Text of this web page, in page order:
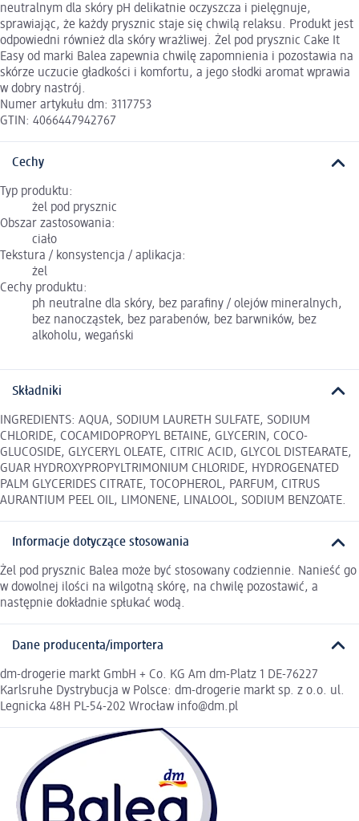
neutralnym dla skóry pH delikatnie oczyszcza i pielęgnuje,
sprawiając, że każdy prysznic staje się chwilą relaksu. Produkt jest
odpowiedni również dla skóry wrażliwej. Żel pod prysznic Cake It
Easy od marki Balea zapewnia chwilę zapomnienia i pozostawia na
skórze uczucie gładkości i komfortu, a jego słodki aromat wprawia
w dobry nastrój.
Numer artykułu dm: 3117753
GTIN: 4066447942767
Cechy
Typ produktu:
żel pod prysznic
Obszar zastosowania:
ciało
Tekstura / konsystencja / aplikacja:
żel
Cechy produktu:
ph neutralne dla skóry, bez parafiny / olejów mineralnych,
bez nanocząstek, bez parabenów, bez barwników, bez
alkoholu, wegański
Składniki
INGREDIENTS: AQUA, SODIUM LAURETH SULFATE, SODIUM
CHLORIDE, COCAMIDOPROPYL BETAINE, GLYCERIN, COCO-
GLUCOSIDE, GLYCERYL OLEATE, CITRIC ACID, GLYCOL DISTEARATE,
GUAR HYDROXYPROPYLTRIMONIUM CHLORIDE, HYDROGENATED
PALM GLYCERIDES CITRATE, TOCOPHEROL, PARFUM, CITRUS
AURANTIUM PEEL OIL, LIMONENE, LINALOOL, SODIUM BENZOATE.
Informacje dotyczące stosowania
Żel pod prysznic Balea może być stosowany codziennie. Nanieść go
w dowolnej ilości na wilgotną skórę, na chwilę pozostawić, a
następnie dokładnie spłukać wodą.
Dane producenta/importera
dm-drogerie markt GmbH + Co. KG Am dm-Platz 1 DE-76227
Karlsruhe Dystrybucja w Polsce: dm-drogerie markt sp. z o.o. ul.
Legnicka 48H PL-54-202 Wrocław info@dm.pl